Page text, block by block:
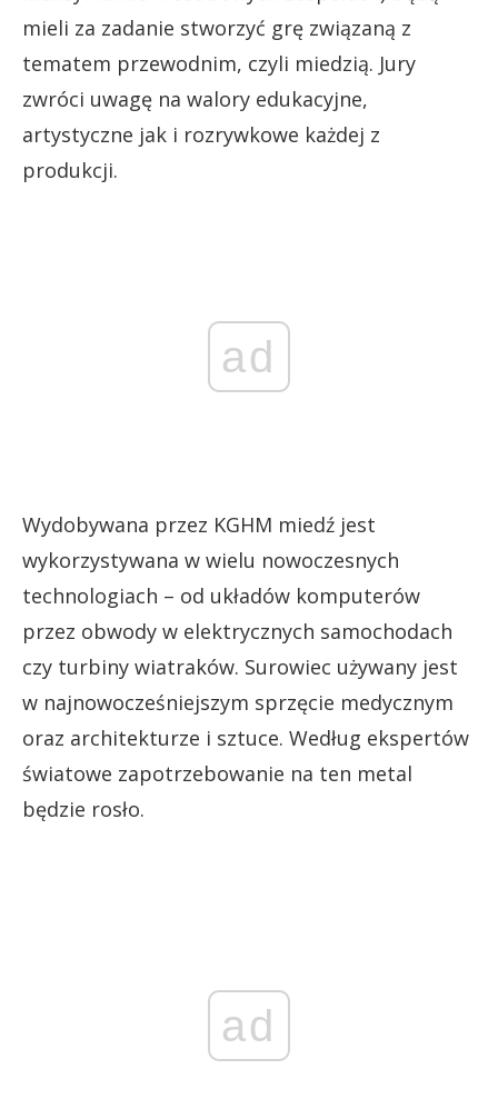
mieli za zadanie stworzyć grę związaną z
tematem przewodnim, czyli miedzią. Jury
zwróci uwagę na walory edukacyjne,
artystyczne jak i rozrywkowe każdej z
produkcji.
ad
Wydobywana przez KGHM miedź jest
wykorzystywana w wielu nowoczesnych
technologiach – od układów komputerów
przez obwody w elektrycznych samochodach
czy turbiny wiatraków. Surowiec używany jest
w najnowocześniejszym sprzęcie medycznym
oraz architekturze i sztuce. Według ekspertów
światowe zapotrzebowanie na ten metal
będzie rosło.
ad